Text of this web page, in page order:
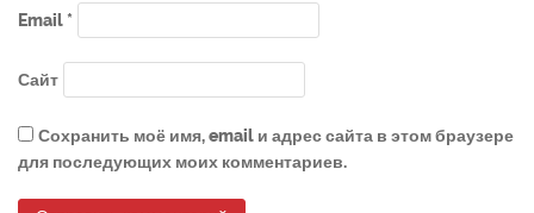
Email*
Сайт
Сохранить моё имя, email и адрес сайта в этом браузере
для последующих моих комментариев.